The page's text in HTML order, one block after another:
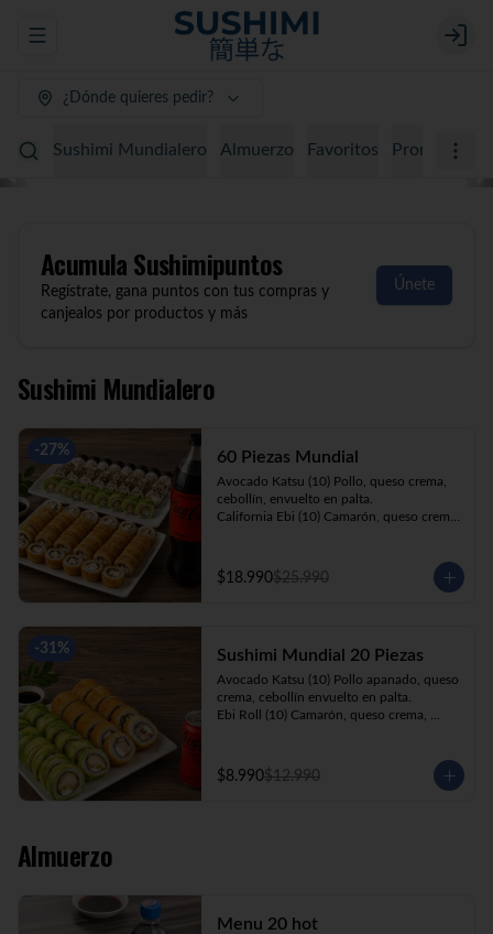
Abrir menu de navegación Login
¿Dónde quieres pedir?
Sushimi Mundialero Almuerzo Favoritos Promociones
AcumulaSushimipuntos
Regístrate, gana puntos con tus compras y
canjealos por productos y más
Únete
Sushimi Mundialero
-27% 60 Piezas Mundial
Avocado Katsu (10) Pollo, queso crema,
cebollín, envuelto en palta.
California Ebi (10) Camarón, queso crema,
crema, cebollín, envuelto en sésamo.
Katsu Roll (10) Pollo apanado, queso
Kani Maki (10) Kanikama, palta, envuelto
en nori.
+ Bebida 1.5lt.
$18.990$25.990
-31% Sushimi Mundial 20 Piezas
Avocado Katsu (10) Pollo apanado, queso
crema, cebollín envuelto en palta.
Ebi Roll (10) Camarón, queso crema,
$8.990$12.990
Almuerzo
Menu 20 hot